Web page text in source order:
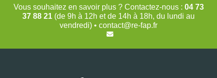
Vous souhaitez en savoir plus ? Contactez-nous : 04 73
37 88 21 (de 9h à 12h et de 14h à 18h, du lundi au
vendredi) • contact@re-fap.fr